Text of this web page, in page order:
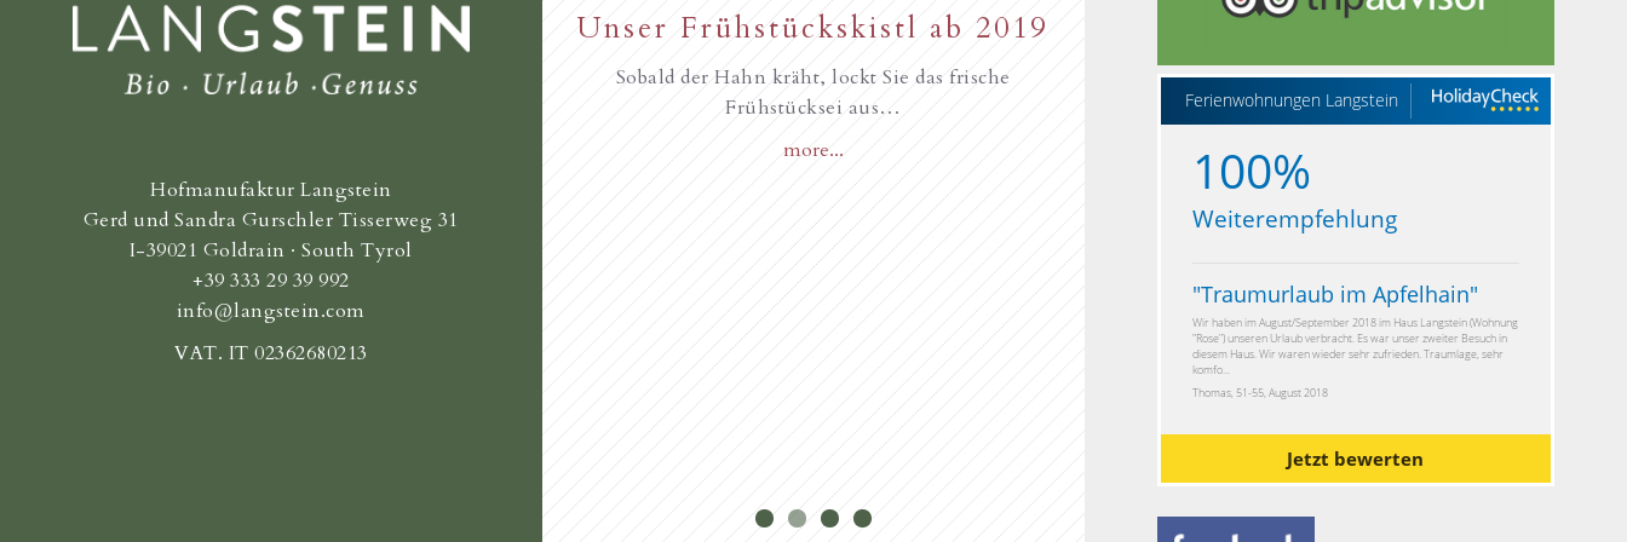
Hofmanufaktur Langstein
Gerd und Sandra Gurschler Tisserweg 31
I-39021 Goldrain · South Tyrol
+39 333 29 39 992
info@langstein.com
VAT. IT 02362680213
Familie Gurschler wünscht all
unseren Gästen, Frohe
Weihnachten
Unser Frühstückskistl ab 2019
Sobald der Hahn kräht, lockt Sie das frische
Frühstücksei aus…
more...
New starting in the summer of
2017
Novità dall’anno 2018
Ferienwohnungen Langstein
100%
Weiterempfehlung
"Traumurlaub im Apfelhain"
Wir haben im August/September 2018 im Haus Langstein (Wohnung
"Rose") unseren Urlaub verbracht. Es war unser zweiter Besuch in
diesem Haus. Wir waren wieder sehr zufrieden. Traumlage, sehr
komfo...
Thomas, 51-55, August 2018
Jetzt bewerten